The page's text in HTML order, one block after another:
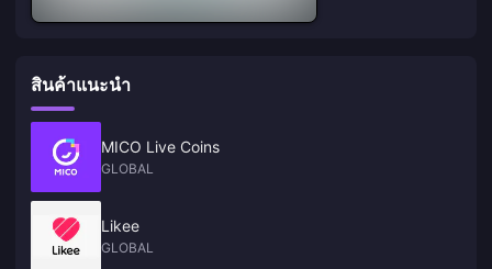
สินค้าแนะนำ
MICO Live Coins
GLOBAL
Likee
GLOBAL